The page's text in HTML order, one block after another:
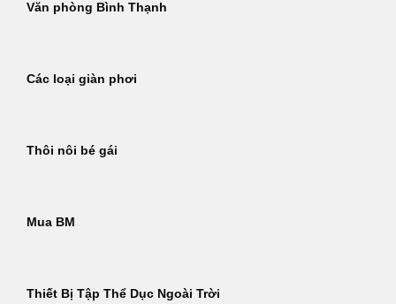
Văn phòng Bình Thạnh
Các loại giàn phơi
Thôi nôi bé gái
Mua BM
Thiết Bị Tập Thể Dục Ngoài Trời